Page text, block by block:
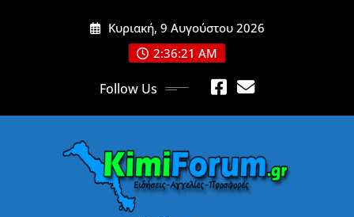
Κυριακή, 9 Αυγούστου 2026
2:36:23 AM
Follow Us